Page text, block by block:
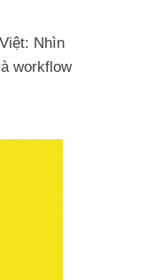
Nhìn
workflow